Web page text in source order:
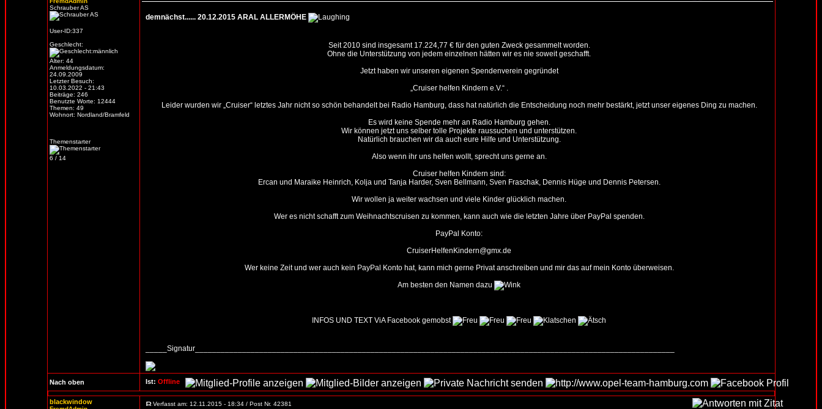
Schrauber AS
User-ID:337
Geschlecht:
Alter: 44
Anmeldungsdatum:
24.09.2009
Letzter Besuch:
10.03.2022 - 21:43
Beiträge: 246
Benutzte Worte: 12444
Themen: 49
Wohnort: Nordland/Bramfeld
Themenstarter
6 / 14
demnächst...... 20.12.2015 ARAL ALLERMÖHE
Seit 2010 sind insgesamt 17.224,77 € für den guten Zweck gesammelt worden.
Ohne die Unterstützung von jedem einzelnen hätten wir es nie soweit geschafft.
Jetzt haben wir unseren eigenen Spendenverein gegründet
„Cruiser helfen Kindern e.V.“ .
Leider wurden wir „Cruiser“ letztes Jahr nicht so schön behandelt bei Radio Hamburg, dass hat natürlich die Entscheidung noch mehr bestärkt, jetzt unser eigenes Ding zu machen.
Es wird keine Spende mehr an Radio Hamburg gehen.
Wir können jetzt uns selber tolle Projekte raussuchen und unterstützen.
Natürlich brauchen wir da auch eure Hilfe und Unterstützung.
Also wenn ihr uns helfen wollt, sprecht uns gerne an.
Cruiser helfen Kindern sind:
Ercan und Maraike Heinrich, Kolja und Tanja Harder, Sven Bellmann, Sven Fraschak, Dennis Hüge und Dennis Petersen.
Wir wollen ja weiter wachsen und viele Kinder glücklich machen.
Wer es nicht schafft zum Weihnachtscruisen zu kommen, kann auch wie die letzten Jahre über PayPal spenden.
PayPal Konto:
CruiserHelfenKindern@gmx.de
Wer keine Zeit und wer auch kein PayPal Konto hat, kann mich gerne Privat anschreiben und mir das auf mein Konto überweisen.
Am besten den Namen dazu
INFOS UND TEXT ViA Facebook gemobst
_____Signatur________________________________________________________________________________________________________________
Nach oben Ist: Offline
blackwindow Verfasst am: 12.11.2015 - 18:34 / Post Nr. 42381